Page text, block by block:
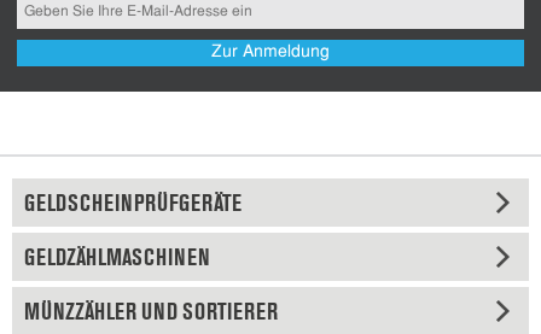
Zur Anmeldung
GELDSCHEINPRÜFGERÄTE
GELDZÄHLMASCHINEN
MÜNZZÄHLER UND SORTIERER